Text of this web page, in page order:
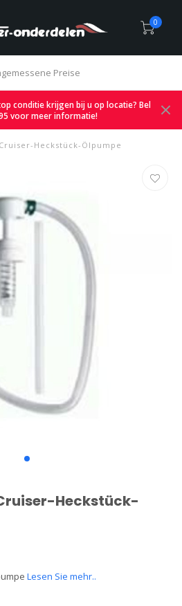
0
Preise
conditie krijgen bij u op locatie? Bel
voor meer informatie!
Heckstück-Ölpumpe
Heckstück-
Lesen Sie mehr..